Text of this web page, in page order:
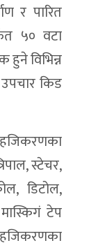
र पारित
५० वटा
विभिन्न
उपचार किड
स्टेचर,
डिटोल,
टेप